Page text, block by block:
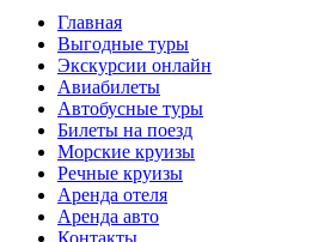
Главная
Выгодные туры
Экскурсии онлайн
Авиабилеты
Автобусные туры
Билеты на поезд
Морские круизы
Речные круизы
Аренда отеля
Аренда авто
Контакты